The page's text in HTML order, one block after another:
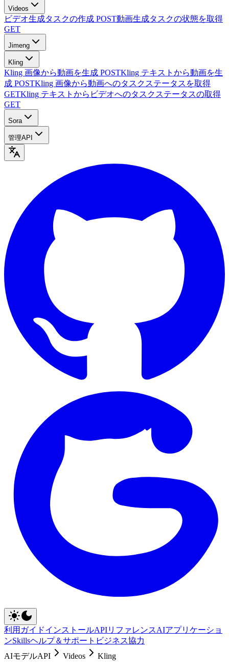
Videos
ビデオ生成タスクの作成 POST動画生成タスクの状態を取得
GET
Jimeng
Kling
Kling 画像から動画を生成 POSTKling テキストから動画を生
成 POSTKling 画像から動画へのタスクステータスを取得
GETKling テキストからビデオへのタスクステータスの取得
GET
Sora
管理API
利用ガイドインストールAPIリファレンスAIアプリケーショ
ンSkillsヘルプ＆サポート ビジネス協力
AIモデルAPI
Videos Kling